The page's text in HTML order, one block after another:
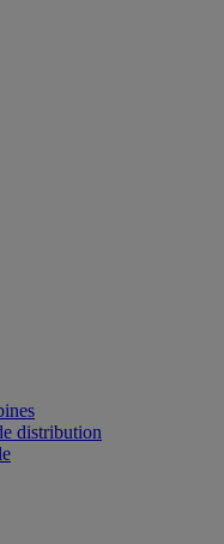
distribution